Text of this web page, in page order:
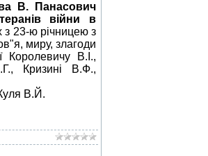
В. Панасович
війни в
з 23-ю річницею з
миру, злагоди
Королевичу В.І.,
Кризині В.Ф.,
В.Й.